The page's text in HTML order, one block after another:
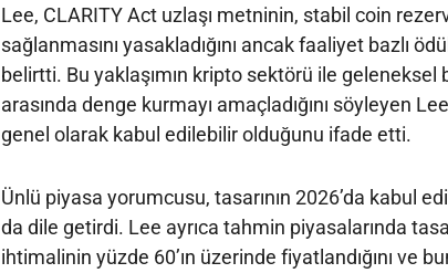
Lee, CLARITY Act uzlaşı metninin, stabil coin
sağlanmasını yasakladığını ancak faaliyet bazlı
belirtti. Bu yaklaşımın kripto sektörü ile geleneksel
arasında denge kurmayı amaçladığını söyleyen
genel olarak kabul edilebilir olduğunu ifade etti.
Ünlü piyasa yorumcusu, tasarının 2026’da kabul
da dile getirdi. Lee ayrıca tahmin piyasalarında
ihtimalinin yüzde 60’ın üzerinde fiyatlandığını ve